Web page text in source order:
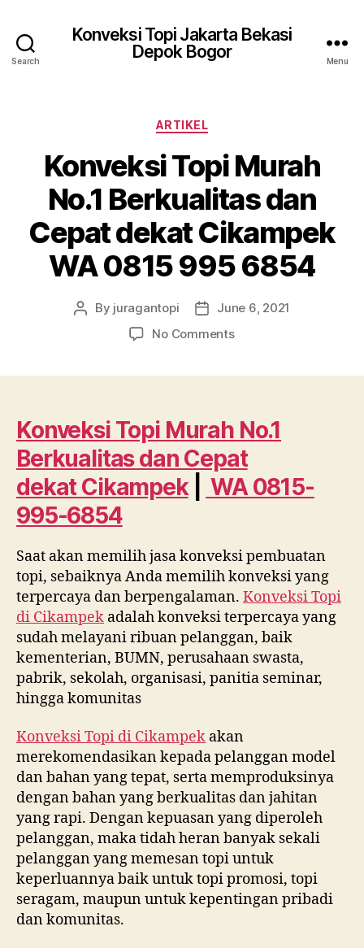
Search
Konveksi Topi Jakarta Bekasi
Depok Bogor
Menu
Categories
ARTIKEL
Konveksi Topi Murah
No.1 Berkualitas dan
Cepat dekat Cikampek
WA 0815 995 6854
Post
By juragantopi
PostJune 6, 2021
No Commentson
Berkualitas
dan
Cepat
dekat
Cikampek
995
6854
Konveksi Topi Murah No.1
Berkualitas dan Cepat
dekat Cikampek|
WA 0815-
995-6854
Saat akan memilih jasa konveksi pembuatan
topi, sebaiknya Anda memilih konveksi yang
terpercaya dan berpengalaman. Konveksi Topi
di Cikampek adalah konveksi terpercaya yang
sudah melayani ribuan pelanggan, baik
kementerian, BUMN, perusahaan swasta,
pabrik, sekolah, organisasi, panitia seminar,
hingga komunitas
Konveksi Topi di Cikampek akan
merekomendasikan kepada pelanggan model
dan bahan yang tepat, serta memproduksinya
dengan bahan yang berkualitas dan jahitan
yang rapi. Dengan kepuasan yang diperoleh
pelanggan, maka tidah heran banyak sekali
pelanggan yang memesan topi untuk
keperluannya baik untuk topi promosi, topi
seragam, maupun untuk kepentingan pribadi
dan komunitas.